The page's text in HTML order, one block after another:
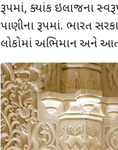
રૂપમાં, ક્યાંક ઇલાજના
પાણીના રૂપમાં. ભારત
લોકોમાં અભિમાન અને